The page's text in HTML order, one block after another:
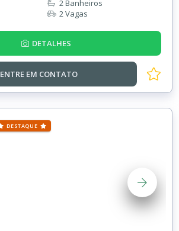
2 Banheiros
2 Vagas
DETALHES
ENTRE EM CONTATO
DESTAQUE